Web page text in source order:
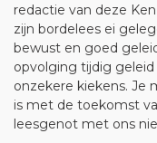
redactie van deze
zijn bordelees ei
bewust en goed
opvolging tijdig
onzekere kiekens. Je
is met de toekomst
leesgenot met ons